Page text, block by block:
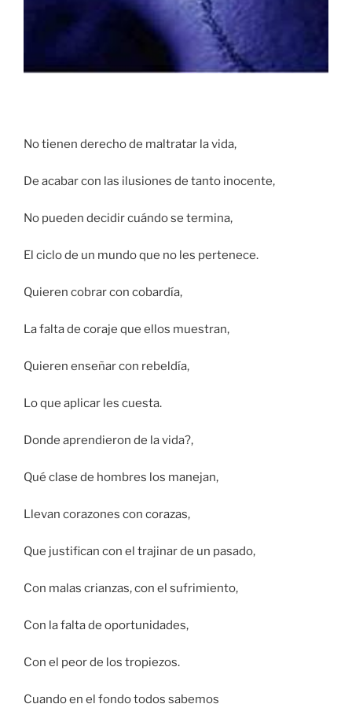
No tienen derecho de maltratar la vida,
De acabar con las ilusiones de tanto inocente,
No pueden decidir cuándo se termina,
El ciclo de un mundo que no les pertenece.
Quieren cobrar con cobardía,
La falta de coraje que ellos muestran,
Quieren enseñar con rebeldía,
Lo que aplicar les cuesta.
Donde aprendieron de la vida?,
Qué clase de hombres los manejan,
Llevan corazones con corazas,
Que justifican con el trajinar de un pasado,
Con malas crianzas, con el sufrimiento,
Con la falta de oportunidades,
Con el peor de los tropiezos.
Cuando en el fondo todos sabemos